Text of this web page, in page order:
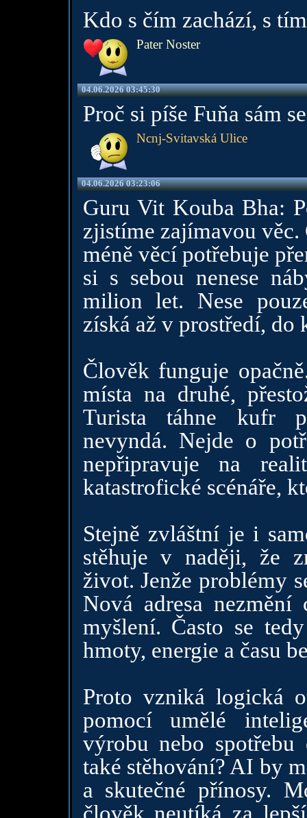
Kdo s čím zachází, s
Pater Noster
04.06.2026 03:45:30
Proč si píše Fuňa sám
Ncnj-Svitavská Ulice
04.06.2026 03:23:06
Guru Vit Kouba Bha:
zjistíme zajímavou
méně věcí potřebuje
si s sebou nenese
milion let. Nese
získá až v prostředí, do
Člověk funguje
místa na druhé,
Turista táhne kufr
nevyndá. Nejde o
nepřipravuje na
katastrofické scénáře,
Stejně zvláštní je i
stěhuje v naději, že
život. Jenže problémy
Nová adresa
myšlení. Často se
hmoty, energie a času
Proto vzniká logická
pomocí umělé
výrobu nebo spotřebu
také stěhování? AI by
a skutečné přínosy.